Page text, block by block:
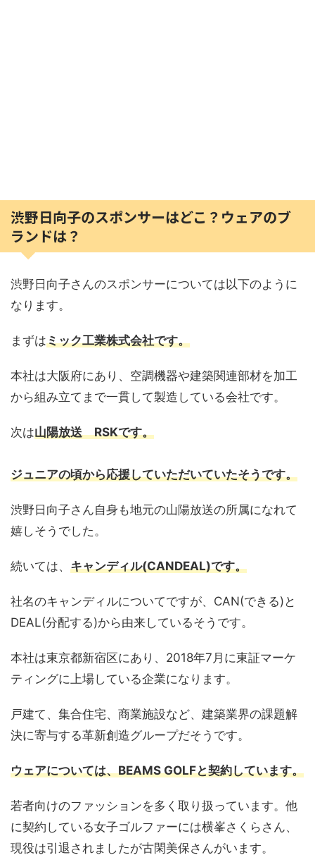
渋野日向子のスポンサーはどこ？ウェアのブ
ランドは？
渋野日向子さんのスポンサーについては以下のように
なります。
まずはミック工業株式会社です。
本社は大阪府にあり、空調機器や建築関連部材を加工
から組み立てまで一貫して製造している会社です。
次は山陽放送 RSKです。
ジュニアの頃から応援していただいていたそうです。
渋野日向子さん自身も地元の山陽放送の所属になれて
嬉しそうでした。
続いては、 キャンディル(CANDEAL)です。
社名のキャンディルについてですが、CAN(できる)と
DEAL(分配する)から由来しているそうです。
本社は東京都新宿区にあり、2018年7月に東証マーケ
ティングに上場している企業になります。
戸建て、集合住宅、商業施設など、建築業界の課題解
決に寄与する革新創造グループだそうです。
ウェアについては、BEAMS GOLFと契約しています。
若者向けのファッションを多く取り扱っています。他
に契約している女子ゴルファーには横峯さくらさん、
現役は引退されましたが古閑美保さんがいます。